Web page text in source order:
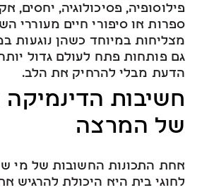
פילוסופיה, פסיכולוגיה, יחסים,
ספרות או סיפורי חיים מעוררי
מצליחות במיוחד כשהן נוגעות
גם פותחות פתח לעולם גדול
הדעת מבלי להרחיק את הלב.
חשיבות הדינמיקה
של המרצה
אחת התכונות החשובות של מי
לחוגי בית היא היכולת להרגיש